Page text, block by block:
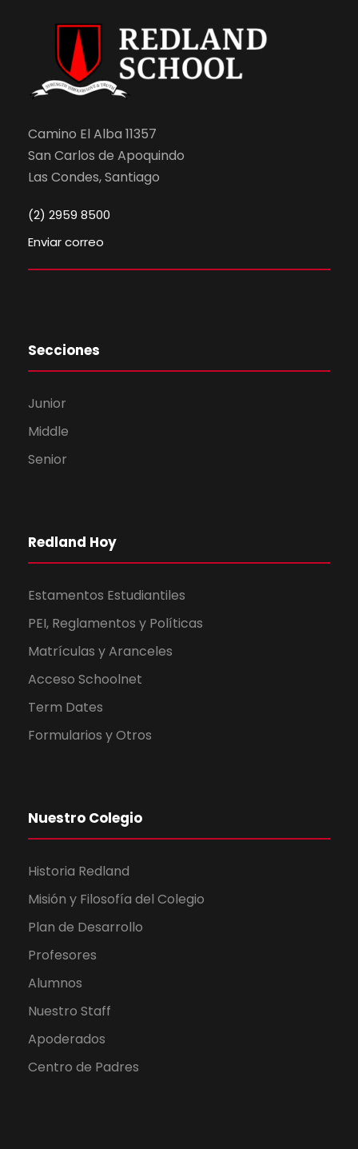
Camino El Alba 11357
San Carlos de Apoquindo
Las Condes, Santiago
(2) 2959 8500
Enviar correo
Secciones
Junior
Middle
Senior
Redland Hoy
Estamentos Estudiantiles
PEI, Reglamentos y Políticas
Matrículas y Aranceles
Acceso Schoolnet
Term Dates
Formularios y Otros
Nuestro Colegio
Historia Redland
Misión y Filosofía del Colegio
Plan de Desarrollo
Profesores
Alumnos
Nuestro Staff
Apoderados
Centro de Padres